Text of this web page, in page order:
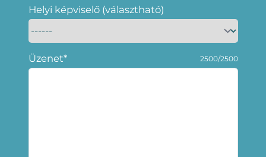
Helyi képviselő (választható)
Üzenet* 2500/2500